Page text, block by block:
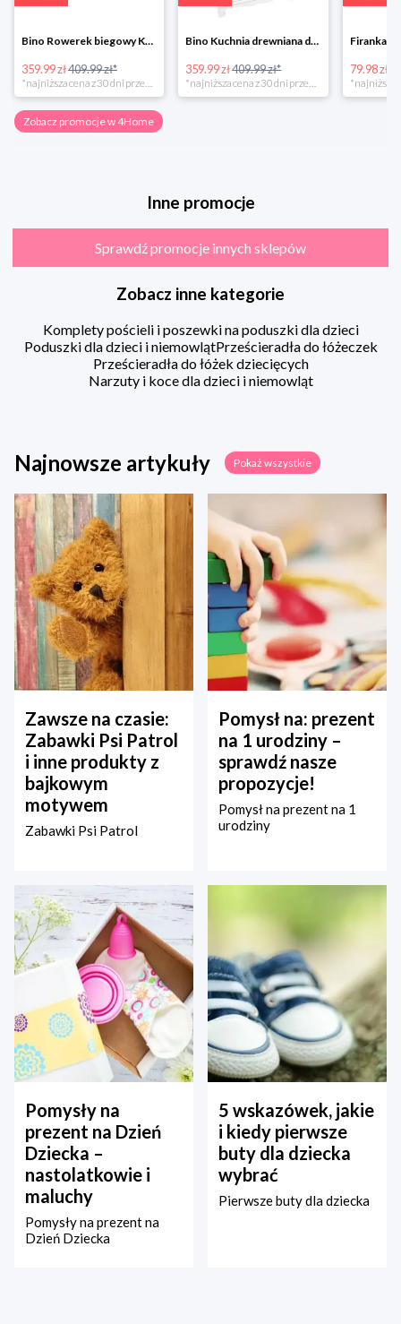
Bino Rowerek biegowy Krecik
359.99 zł409.99 zł*
Bino Kuchnia drewniana dla dzieci Provence
359.99 zł409.99 zł* 79.98 zł
Zobacz promocje w 4Home
Inne promocje
Sprawdź promocje innych sklepów
Zobacz inne kategorie
Komplety pościeli i poszewki na poduszki dla dzieci
Poduszki dla dzieci i niemowlątPrześcieradła do łóżeczek
Prześcieradła do łóżek dziecięcych
Narzuty i koce dla dzieci i niemowląt
Najnowsze artykuły Pokaż wszystkie
Zawsze na czasie:
Zabawki Psi Patrol
i inne produkty z
bajkowym
motywem
Zabawki Psi Patrol
Pomysł na: prezent
na 1 urodziny –
sprawdź nasze
propozycje!
Pomysł na prezent na 1
urodziny
Pomysły na
prezent na Dzień
Dziecka –
nastolatkowie i
maluchy
Pomysły na prezent na
Dzień Dziecka
5 wskazówek, jakie
i kiedy pierwsze
buty dla dziecka
wybrać
Pierwsze buty dla dziecka